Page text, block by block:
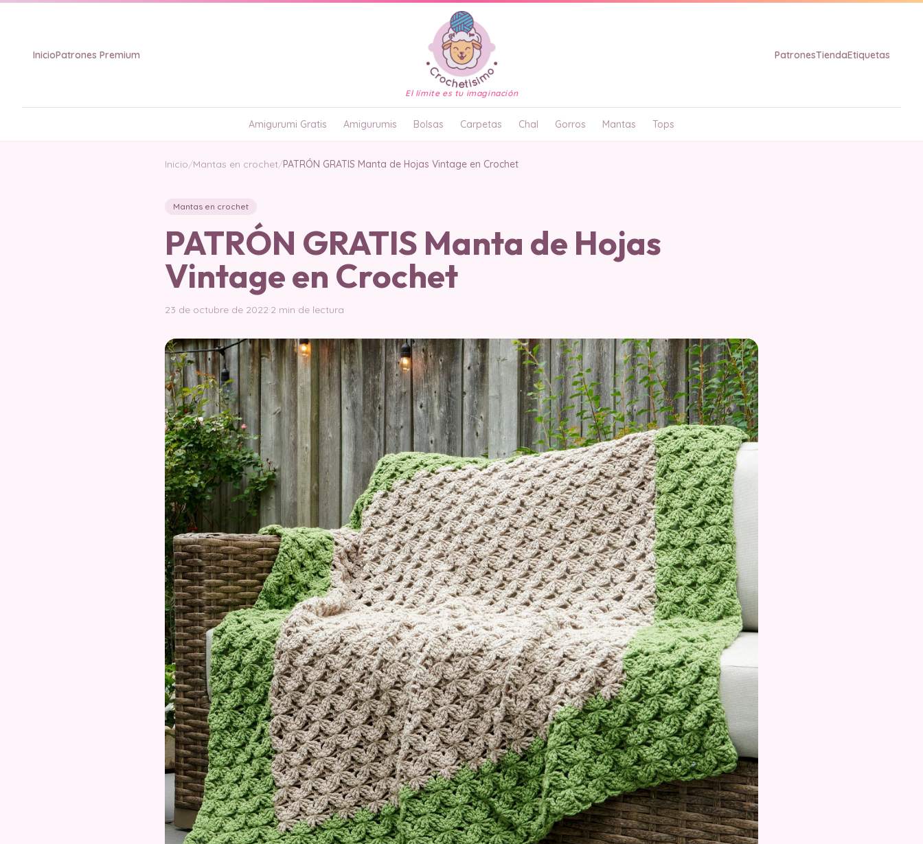
InicioPatrones Premium
El límite es tu imaginación
PatronesTiendaEtiquetas
Amigurumi Gratis Amigurumis Bolsas Carpetas Chal Gorros Mantas Tops
Inicio/Mantas en crochet/PATRÓN GRATIS Manta de Hojas Vintage en Crochet
Mantas en crochet
PATRÓN GRATIS Manta de Hojas
Vintage en Crochet
23 de octubre de 2022·2 min de lectura